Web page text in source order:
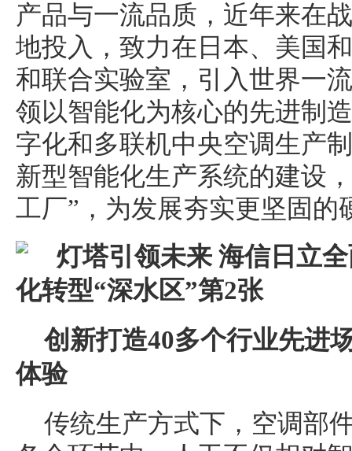
产品与一流品质，近年来在
地投入，致力在日本、美国
和联合实验室，引入世界一
领以智能化为核心的先进制
字化和多联机中央空调生产
新型智能化生产系统的建设
工厂”，为发展夯实更坚固的
创新打造40多个行业先进
体验
传统生产方式下，空调部